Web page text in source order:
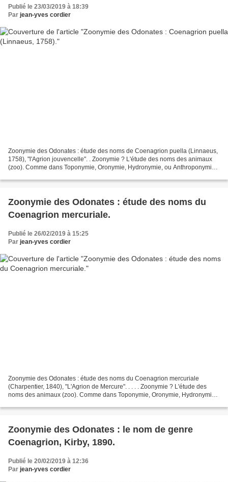
Publié le 23/03/2019 à 18:39
Par jean-yves cordier
Zoonymie des Odonates : étude des noms de Coenagrion puella (Linnaeus,
1758), "l'Agrion jouvencelle". . Zoonymie ? L'étude des noms des animaux
(zoo). Comme dans Toponymie, Oronymie, Hydronymie, ou Anthroponymie,
Zoonymie des Odonates : étude des noms du
Coenagrion mercuriale.
Publié le 26/02/2019 à 15:25
Par jean-yves cordier
Zoonymie des Odonates : étude des noms du Coenagrion mercuriale
(Charpentier, 1840), "L'Agrion de Mercure". . . . . Zoonymie ? L'étude des
noms des animaux (zoo). Comme dans Toponymie, Oronymie, Hydronymie,
Zoonymie des Odonates : le nom de genre
Coenagrion, Kirby, 1890.
Publié le 20/02/2019 à 12:36
Par jean-yves cordier